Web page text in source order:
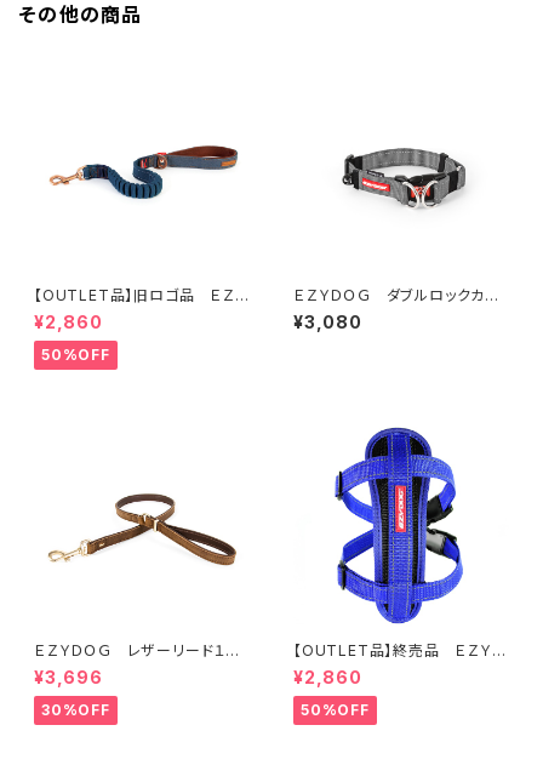
その他の商品
【OUTLET品】旧ロゴ品 ＥＺＹ
ＤＯＧ ゼロショック ６４ｃ
ｍ デニム
¥2,860
50%OFF
ＥＺＹＤＯＧ ダブルロックカラ
ー S (全7色)
¥3,080
ＥＺＹＤＯＧ レザーリード１０６
ｃｍ（全2色）
¥3,696
30%OFF
【OUTLET品】終売品 ＥＺＹＤ
ＯＧ ハーネス XL ブルー
¥2,860
50%OFF